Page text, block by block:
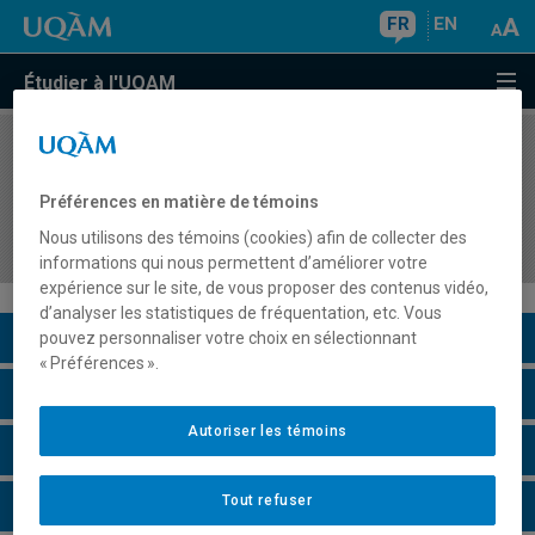
FR EN
Étudier à l'UQAM
COURS//
sécurité du travail et de la gestion des
ressources humaines
Description du cours
Horaire - Automne 2026
Préférences en matière de témoins
Nous utilisons des témoins (cookies) afin de collecter des
informations qui nous permettent d’améliorer votre
expérience sur le site, de vous proposer des contenus vidéo,
d’analyser les statistiques de fréquentation, etc. Vous
pouvez personnaliser votre choix en sélectionnant
« Préférences ».
Tout refuser
Autoriser les témoins